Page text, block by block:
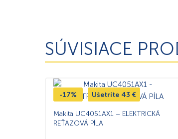
SÚVISIACE
-17% Ušetríte 43 €
Makita UC4051AX1 – ELEKTRICKÁ
REŤAZOVÁ PÍLA